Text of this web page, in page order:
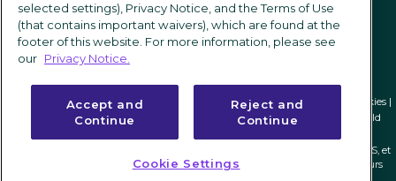
Politique de confidentialité| Conditions d'utilisation |Paramètres des cookies|
Nucleus Research. Anatomy of a Decision: iCIMS| Apps Run the World
ICIMS et son logo associé sont des marques déposées au niveau fédéral de ICIMS, et
les autres marques utilisées ici sont détenues et peuvent être déposées par leurs
selected settings), Privacy Notice, and the Terms of Use
(that contains important waivers), which are found at the
footer of this website. For more information, please see
our Privacy Notice.
Accept and
Continue
Reject and
Continue
Cookie Settings